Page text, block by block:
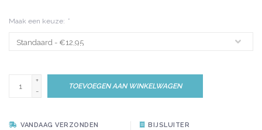
Maak een keuze: *
+
-
TOEVOEGEN AAN WINKELWAGEN
VANDAAG VERZONDEN
BIJSLUITER